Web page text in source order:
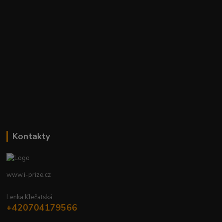
Kontakty
www.i-prize.cz
Lenka Klečatská
+420704179566